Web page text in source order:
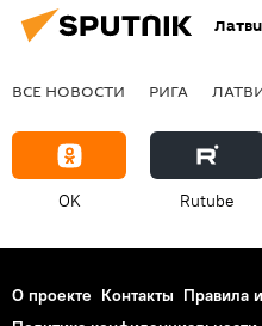
ВСЕ НОВОСТИ РИГА
OK Rutube
О проекте Контакты Правила